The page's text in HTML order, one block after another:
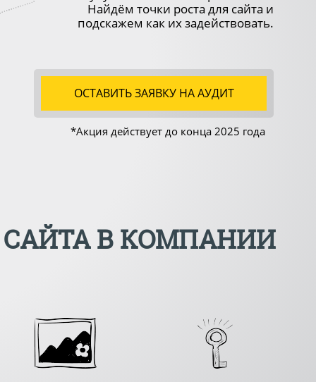
Найдём точки роста для сайта и
подскажем как их задействовать.
ОСТАВИТЬ ЗАЯВКУ НА АУДИТ
*Акция действует до конца 2025 года
САЙТА В КОМПАНИИ